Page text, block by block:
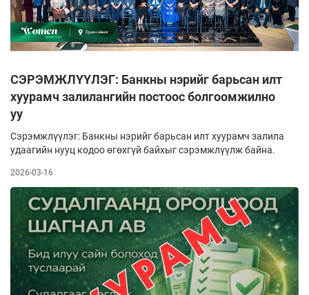
СЭРЭМЖЛҮҮЛЭГ: Банкны нэрийг барьсан илт
хуурамч залилангийн постоос болгоомжилно
уу
Сэрэмжлүүлэг: Банкны нэрийг барьсан илт хуурамч
удаагийн нууц кодоо өгөхгүй байхыг сэрэмжлүүлж байна.
2026-03-16